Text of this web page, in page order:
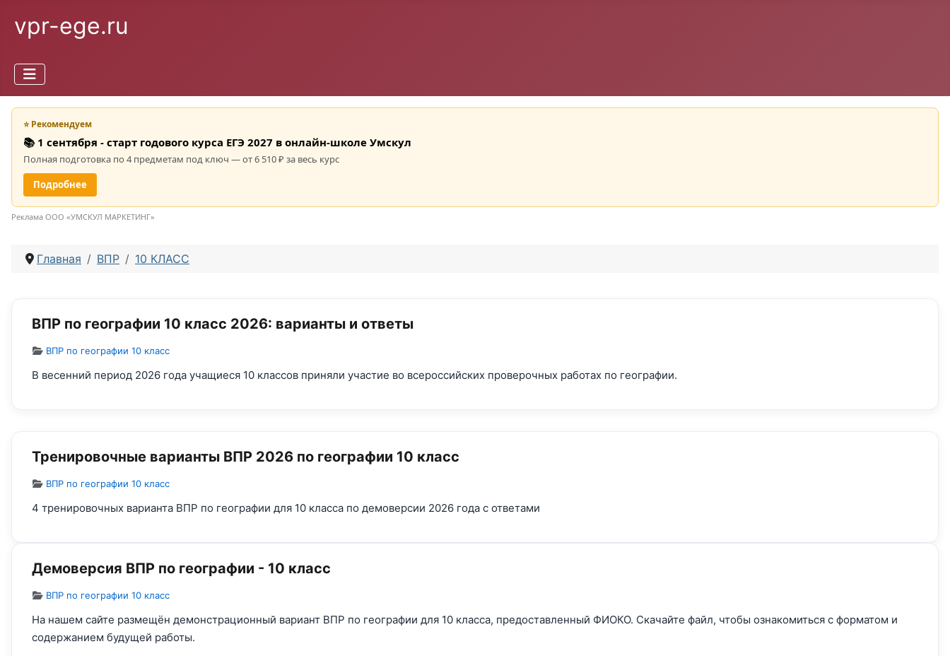
vpr-ege.ru
⭐ Рекомендуем
📚 1 сентября - старт годового курса ЕГЭ 2027 в онлайн-школе Умскул
Полная подготовка по 4 предметам под ключ — от 6 510 ₽ за весь курс
Подробнее
Реклама ООО «УМСКУЛ МАРКЕТИНГ»
Главная ВПР 10 КЛАСС
ВПР по географии 10 класс 2026: варианты и ответы
Информация о материале
ВПР по географии 10 класс
В весенний период 2026 года учащиеся 10 классов приняли участие во всероссийских проверочных работах по географии.
Тренировочные варианты ВПР 2026 по географии 10 класс
Информация о материале
ВПР по географии 10 класс
4 тренировочных варианта ВПР по географии для 10 класса по демоверсии 2026 года с ответами
Демоверсия ВПР по географии - 10 класс
Информация о материале
ВПР по географии 10 класс
На нашем сайте размещён демонстрационный вариант ВПР по географии для 10 класса, предоставленный ФИОКО. Скачайте файл, чтобы ознакомиться с форматом и
содержанием будущей работы.